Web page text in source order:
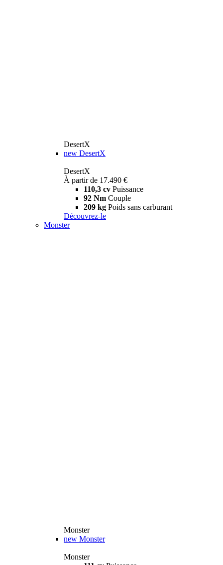
DesertX
new DesertX
DesertX
À partir de 17.490 €
110,3 cv Puissance
92 Nm Couple
209 kg Poids sans carburant
Découvrez-le
Monster
Monster
new Monster
Monster